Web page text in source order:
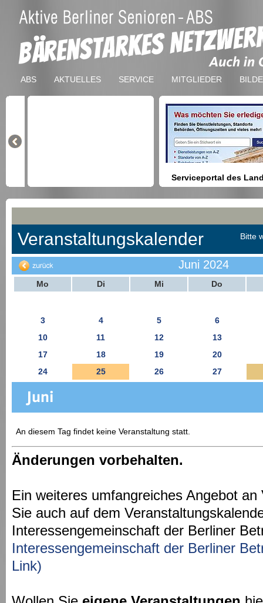
ABS AKTUELLES SERVICE MITGLIEDER
Serviceportal des
Berlin
Anmeldung bei Ämtern usw.
Veranstaltungskalender Bitte
Juni 2024
Mo Di Mi Do
3 4 5
6
10
11 12
13
17
18 19
20
24
25 26 27
An diesem Tag findet keine Veranstaltung statt.
Änderungen vorbehalten.
Ein weiteres umfangreiches Angebot
Sie auch auf dem
Interessengemeinschaft der Berliner
Interessengemeinschaft der Berliner
Link)